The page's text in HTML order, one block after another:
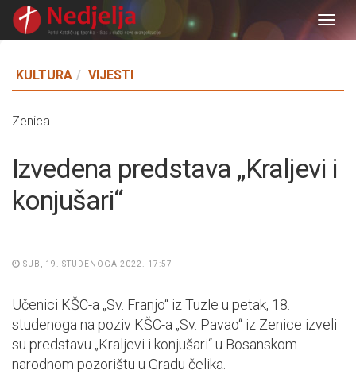
KULTURA VIJESTI
Zenica
Izvedena predstava „Kraljevi i
konjušari“
SUB, 19. STUDENOGA 2022. 17:57
Učenici KŠC-a „Sv. Franjo“ iz Tuzle u petak, 18.
studenoga na poziv KŠC-a „Sv. Pavao“ iz Zenice izveli
su predstavu „Kraljevi i konjušari“ u Bosanskom
narodnom pozorištu u Gradu čelika.